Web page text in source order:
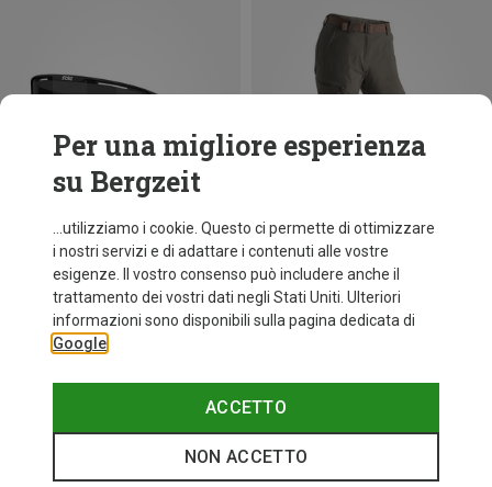
+11 Taglie
ONE SIZE
fino a 35%
Per una migliore esperienza
su Bergzeit
...utilizziamo i cookie. Questo ci permette di ottimizzare
i nostri servizi e di adattare i contenuti alle vostre
esigenze. Il vostro consenso può includere anche il
trattamento dei vostri dati negli Stati Uniti. Ulteriori
informazioni sono disponibili sulla pagina dedicata di
Google
ACCETTO
NON ACCETTO